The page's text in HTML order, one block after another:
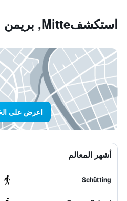
استكشفMitte, بريمن
اعرض على
أشهر المعالم
Schütting